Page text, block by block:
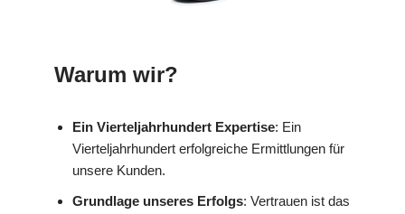
Warum wir?
Ein Vierteljahrhundert Expertise: Ein
Vierteljahrhundert erfolgreiche Ermittlungen für
unsere Kunden.
Grundlage unseres Erfolgs: Vertrauen ist das